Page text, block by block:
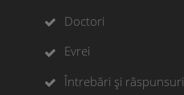
Doctori
Evrei
Întrebări și răspunsuri